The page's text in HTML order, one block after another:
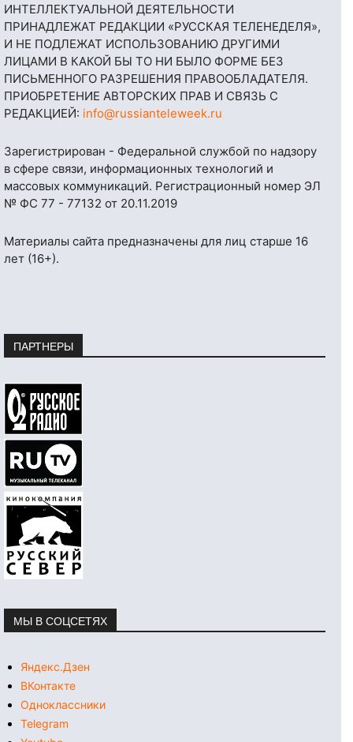
ИНТЕЛЛЕКТУАЛЬНОЙ ДЕЯТЕЛЬНОСТИ
ПРИНАДЛЕЖАТ РЕДАКЦИИ «РУССКАЯ ТЕЛЕНЕДЕЛЯ»,
И НЕ ПОДЛЕЖАТ ИСПОЛЬЗОВАНИЮ ДРУГИМИ
ЛИЦАМИ В КАКОЙ БЫ ТО НИ БЫЛО ФОРМЕ БЕЗ
ПИСЬМЕННОГО РАЗРЕШЕНИЯ ПРАВООБЛАДАТЕЛЯ.
ПРИОБРЕТЕНИЕ АВТОРСКИХ ПРАВ И СВЯЗЬ С
РЕДАКЦИЕЙ: info@russianteleweek.ru
Зарегистрирован - Федеральной службой по надзору
в сфере связи, информационных технологий и
массовых коммуникаций. Регистрационный номер ЭЛ
№ ФС 77 - 77132 от 20.11.2019
Материалы сайта предназначены для лиц старше 16
лет (16+).
ПАРТНЕРЫ
МЫ В СОЦСЕТЯХ
Яндекс.Дзен
ВКонтакте
Одноклассники
Telegram